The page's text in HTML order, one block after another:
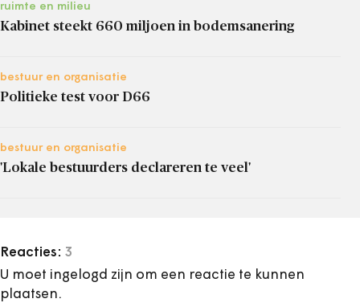
ruimte en milieu
Kabinet steekt 660 miljoen in bodemsanering
bestuur en organisatie
Politieke test voor D66
bestuur en organisatie
'Lokale bestuurders declareren te veel'
Reacties: 3
U moet ingelogd zijn om een reactie te kunnen
plaatsen.